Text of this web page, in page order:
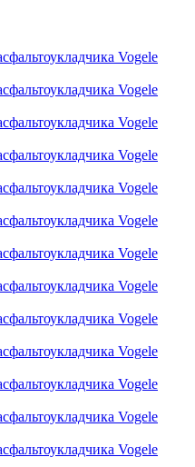
Vogele
Vogele
Vogele
Vogele
Vogele
Vogele
Vogele
Vogele
Vogele
Vogele
Vogele
Vogele
Vogele